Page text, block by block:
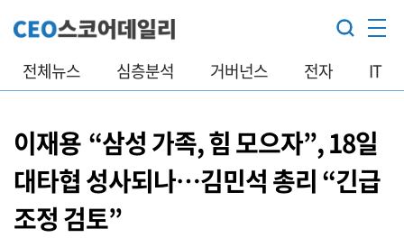
전체뉴스 심층분석 거버넌스 전자 IT
이재용 “삼성 가족, 힘 모으자”, 18일
대타협 성사되나…김민석 총리 “긴급
조정 검토”